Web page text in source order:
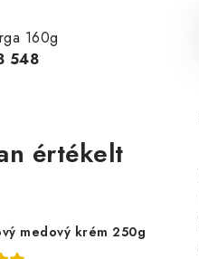
160g
548
értékelt
medový krém 250g